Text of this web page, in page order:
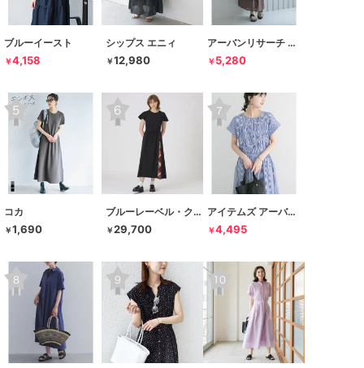
ブルーイースト
￥4,158
シップス エニィ
￥12,980
アーバンリサーチ サニーレーベル
￥ 5,280
コカ
￥1,690
ブルーレーベル・クレストブリッジ
￥29,700
アイテムズ アーバンリサーチ
￥4,495